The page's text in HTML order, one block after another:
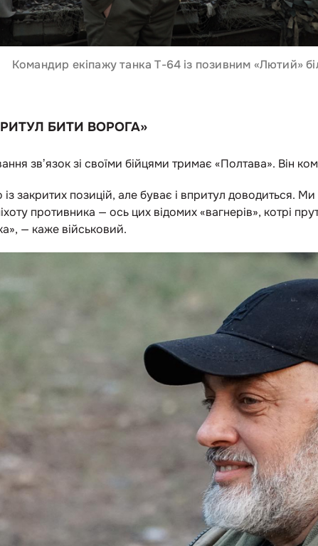
Командир екіпажу танка Т-64 із позивним «Лютий»
БИТИ ВОРОГА»
звʼязок зі своїми бійцями тримає «Полтава». Він
закритих позицій, але буває і впритул доводиться.
противника — ось цих відомих «вагнерів», котрі
— каже військовий.